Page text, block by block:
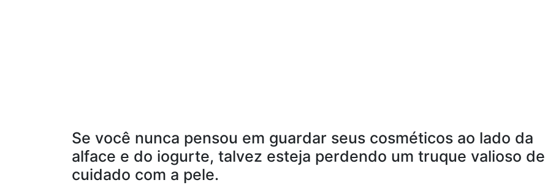
Se você nunca pensou em guardar seus cosméticos ao lado da
alface e do iogurte, talvez esteja perdendo um truque valioso de
cuidado com a pele.